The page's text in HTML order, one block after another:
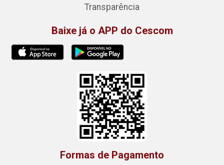
Transparência
Baixe já o APP do Cescom
Formas de Pagamento